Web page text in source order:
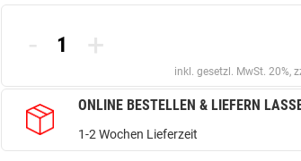
- +
inkl. gesetzl. MwSt. 20%,
ONLINE BESTELLEN & LIEFERN
1-2 Wochen Lieferzeit